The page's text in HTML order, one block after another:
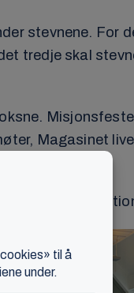
stevnene. For
tredje skal
Magasinet